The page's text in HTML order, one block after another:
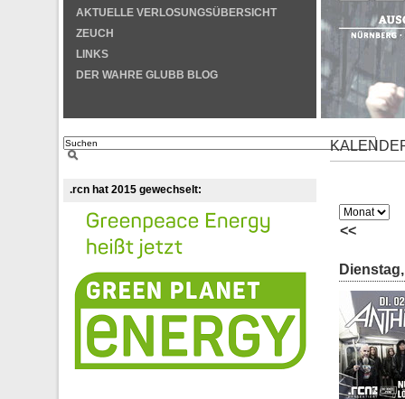
AKTUELLE VERLOSUNGSÜBERSICHT
ZEUCH
LINKS
DER WAHRE GLUBB BLOG
.rcn hat 2015 gewechselt:
<<